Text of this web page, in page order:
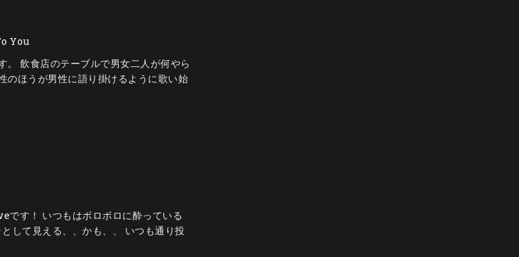
You
飲食店のテーブルで男女二人が何やら
のほうが男性に語り掛けるように歌い始
です！ いつもはボロボロに酔っている
して見える、、かも、、 いつも通り投